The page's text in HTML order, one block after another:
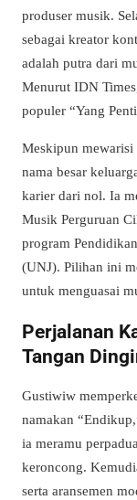
produser musik.
sebagai kreator
adalah putra dari
Menurut IDN
populer “Yang
Meskipun
nama besar
karier dari nol. Ia
Musik Perguruan
program
(UNJ). Pilihan ini
untuk menguasai
Perjalanan
Tangan
Gustiwiw
namakan
ia meramu
keroncong.
serta aransemen